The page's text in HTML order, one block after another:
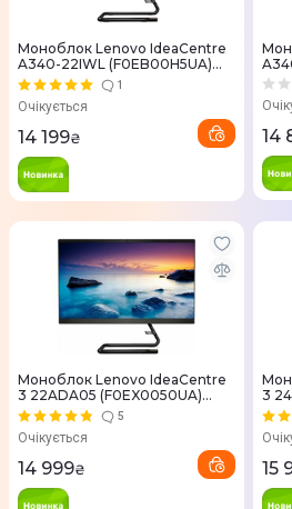
Моноблок Lenovo IdeaCentre
A340-22IWL (F0EB00H5UA)
Black
1
Очікується
14 199₴ 14
Моноблок Lenovo IdeaCentre
3 22ADA05 (F0EX0050UA)
Black
5
Очікується
14 999₴
3
15